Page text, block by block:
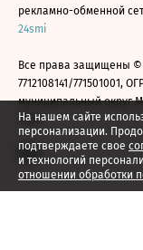
На нашем сайте
персонализации.
подтверждаете свое
и технологий
отношении обработки
рекламно-обменной
24smi
Все права защищены
7712108141/771501001,
муниципальный округ
2026